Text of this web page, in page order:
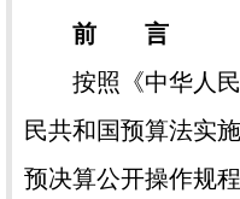
前 言
按照《中华人民
民共和国预算法实
预决算公开操作规